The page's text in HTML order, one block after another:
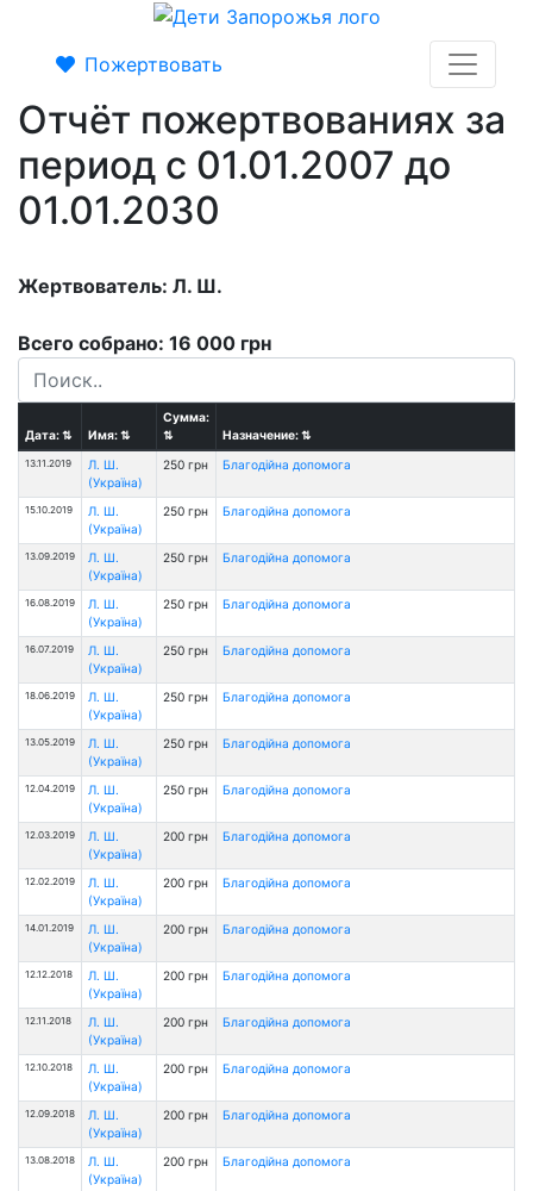
Пожертвовать
Отчёт пожертвованиях за
период с 01.01.2007 до
01.01.2030
Жертвователь: Л. Ш.
Всего собрано: 16 000 грн
Дата:⇅ Имя:⇅
Сумма:
⇅
Назначение:⇅
13.11.2019
Л. Ш.
(Україна)
250 грн Благодійна допомога
15.10.2019
Л. Ш.
(Україна)
250 грн Благодійна допомога
13.09.2019
Л. Ш.
(Україна)
250 грн Благодійна допомога
16.08.2019
Л. Ш.
(Україна)
250 грн Благодійна допомога
16.07.2019
Л. Ш.
(Україна)
250 грн Благодійна допомога
18.06.2019
Л. Ш.
(Україна)
250 грн Благодійна допомога
13.05.2019
Л. Ш.
(Україна)
250 грн Благодійна допомога
12.04.2019
Л. Ш.
(Україна)
250 грн Благодійна допомога
12.03.2019
Л. Ш.
(Україна)
200 грн Благодійна допомога
12.02.2019
Л. Ш.
(Україна)
200 грн Благодійна допомога
14.01.2019
Л. Ш.
(Україна)
200 грн Благодійна допомога
12.12.2018
Л. Ш.
(Україна)
200 грн Благодійна допомога
12.11.2018
Л. Ш.
(Україна)
200 грн Благодійна допомога
12.10.2018
Л. Ш.
(Україна)
200 грн Благодійна допомога
12.09.2018
Л. Ш.
(Україна)
200 грн Благодійна допомога
13.08.2018
Л. Ш.
(Україна)
200 грн Благодійна допомога